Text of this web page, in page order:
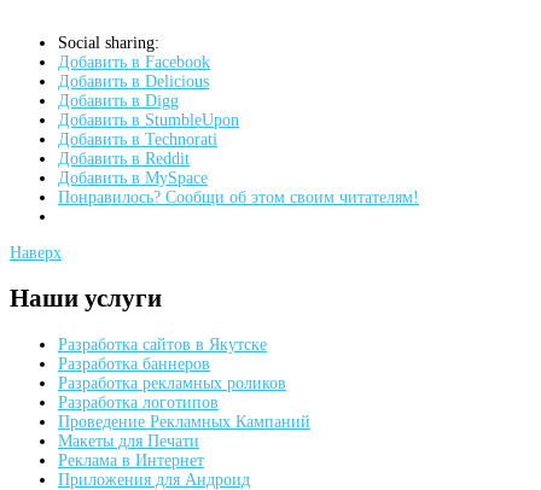
Social sharing:
Добавить в Facebook
Добавить в Delicious
Добавить в Digg
Добавить в StumbleUpon
Добавить в Technorati
Добавить в Reddit
Добавить в MySpace
Понравилось? Сообщи об этом своим читателям!
Наверх
Наши услуги
Разработка сайтов в Якутске
Разработка баннеров
Разработка рекламных роликов
Разработка логотипов
Проведение Рекламных Кампаний
Макеты для Печати
Реклама в Интернет
Приложения для Андроид